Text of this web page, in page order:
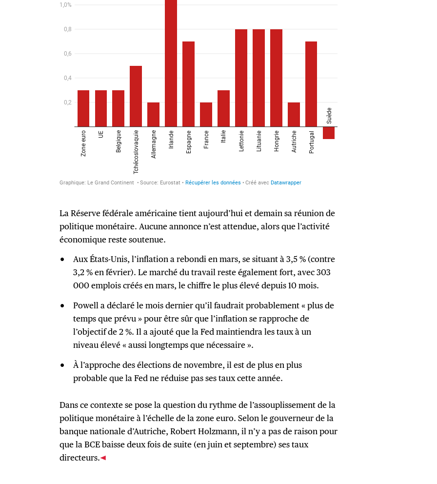
La Réserve fédérale américaine tient aujourd’hui et demain sa réunion de
politique monétaire. Aucune annonce n’est attendue, alors que l’activité
économique reste soutenue.
Aux États-Unis, l’inflation a rebondi en mars, se situant à 3,5 % (contre
3,2 % en février). Le marché du travail reste également fort, avec 303
000 emplois créés en mars, le chiffre le plus élevé depuis 10 mois.
Powell a déclaré le mois dernier qu’il faudrait probablement « plus de
temps que prévu » pour être sûr que l’inflation se rapproche de
l’objectif de 2 %. Il a ajouté que la Fed maintiendra les taux à un
niveau élevé « aussi longtemps que nécessaire ».
À l’approche des élections de novembre, il est de plus en plus
probable que la Fed ne réduise pas ses taux cette année.
Dans ce contexte se pose la question du rythme de l’assouplissement de la
politique monétaire à l’échelle de la zone euro. Selon le gouverneur de la
banque nationale d’Autriche, Robert Holzmann, il n’y a pas de raison pour
que la BCE baisse deux fois de suite (en juin et septembre) ses taux
directeurs.